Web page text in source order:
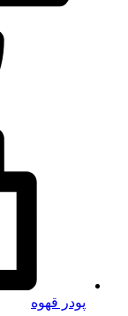
پودر قهوه